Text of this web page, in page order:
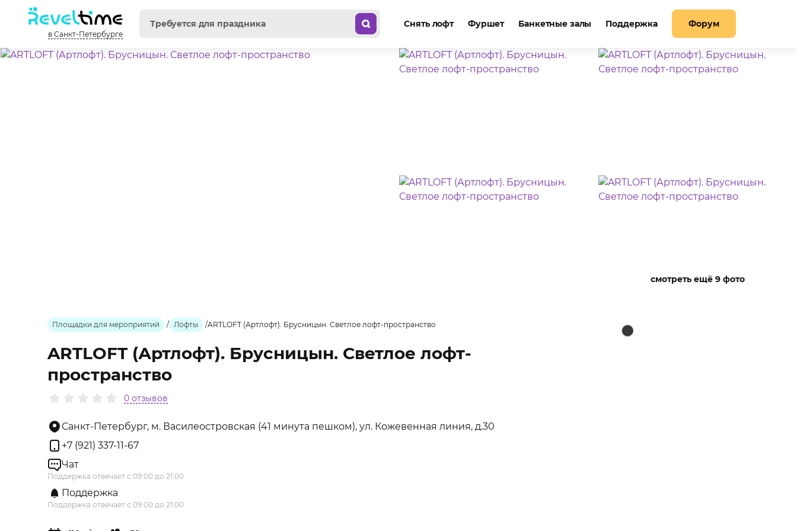
в Санкт-Петербурге
Снять лофт Фуршет Банкетные залы Поддержка Форум
смотреть ещё 9 фото
Площадки для мероприятий / Лофты /ARTLOFT (Артлофт). Брусницын. Светлое лофт-пространство
ARTLOFT (Артлофт). Брусницын. Светлое лофт-
пространство
0 отзывов
Санкт-Петербург, м. Василеостровская (41 минута пешком), ул. Кожевенная линия, д.30
+7 (921) 337-11-67
Чат
Поддержка отвечает с 09:00 до 21:00
Поддержка
Поддержка отвечает с 09:00 до 21:00